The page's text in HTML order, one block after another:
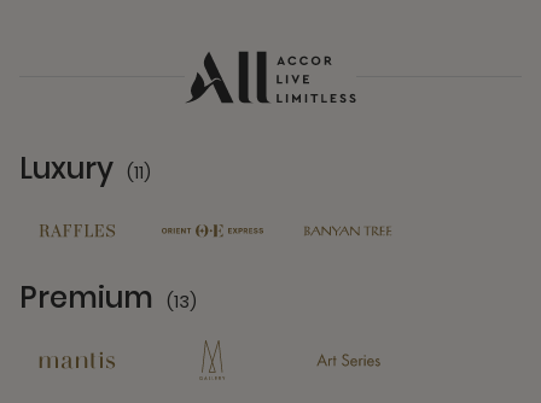
Luxury (11)
Premium (13)